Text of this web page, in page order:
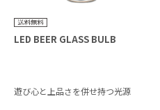
LED BEER GLASS BULB
遊び心と上品さを併せ持つ光源